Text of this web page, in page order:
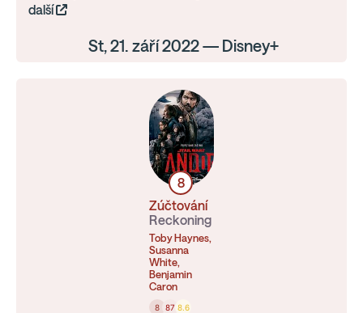
další
St, 21. září 2022 — Disney+
8
Zúčtování
Reckoning
Toby Haynes,
Susanna
White,
Benjamin
Caron
8 87 8.6